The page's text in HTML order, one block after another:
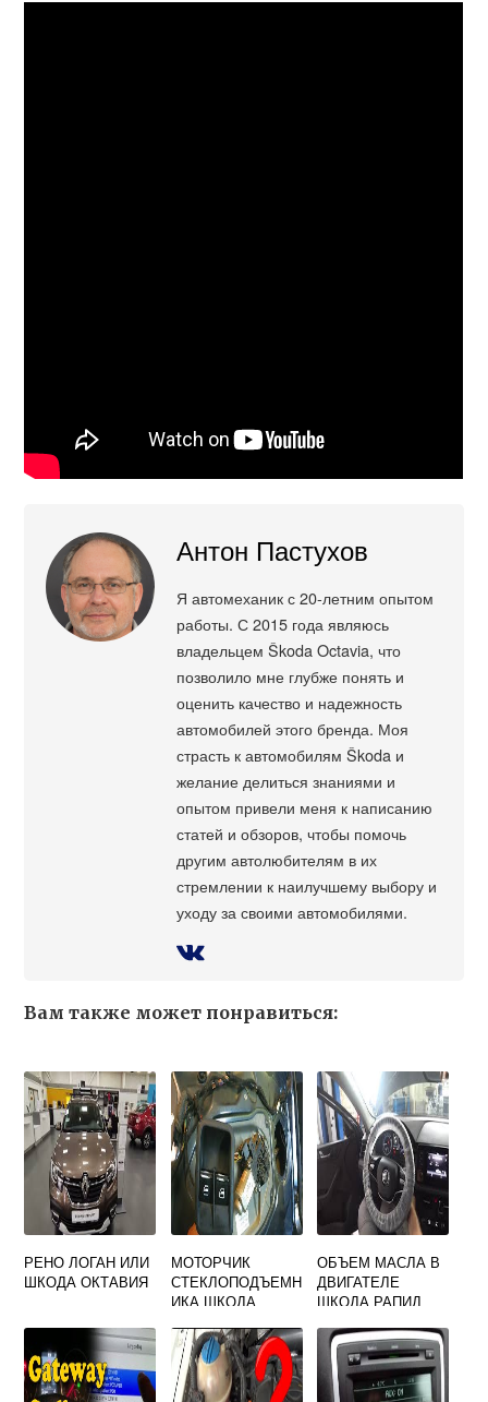
Антон Пастухов
Я автомеханик с 20-летним опытом
работы. С 2015 года являюсь
владельцем Škoda Octavia, что
позволило мне глубже понять и
оценить качество и надежность
автомобилей этого бренда. Моя
страсть к автомобилям Škoda и
желание делиться знаниями и
опытом привели меня к написанию
статей и обзоров, чтобы помочь
другим автолюбителям в их
стремлении к наилучшему выбору и
уходу за своими автомобилями.
Вам также может понравиться:
РЕНО ЛОГАН ИЛИ
ШКОДА ОКТАВИЯ
МОТОРЧИК
СТЕКЛОПОДЪЕМН
ИКА ШКОДА
ОБЪЕМ МАСЛА В
ДВИГАТЕЛЕ
ШКОДА РАПИД